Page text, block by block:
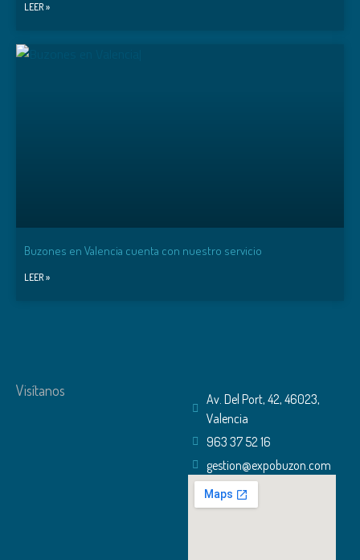
LEER »
Buzones en Valencia cuenta con nuestro servicio
LEER »
Visítanos
Av. Del Port, 42, 46023,
Valencia
963 37 52 16
gestion@expobuzon.com